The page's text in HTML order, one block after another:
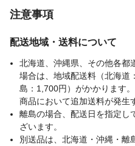
注意事項
配送地域・送料について
北海道、沖縄県、その他各都
場合は、地域配送料（北海道
島：1,700円）がかかります
商品において追加送料が発生
離島の場合、配送日を指定し
ざいます。
別送品は、北海道・沖縄・離